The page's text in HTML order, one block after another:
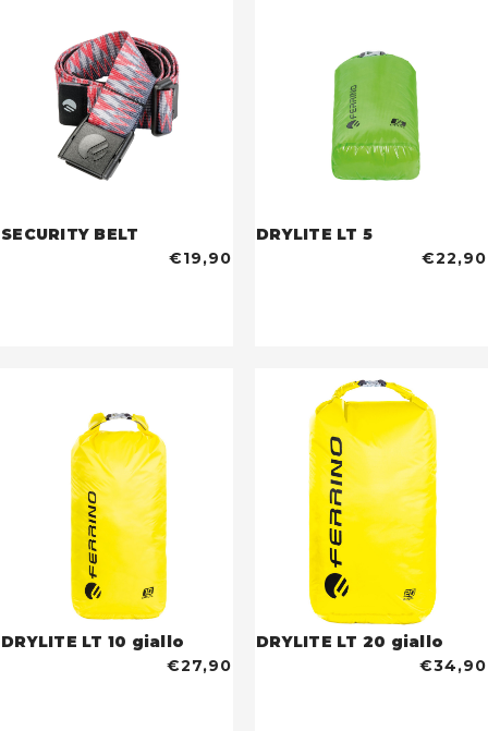
SECURITY BELT
€19,90
DRYLITE LT 5
€22,90
DRYLITE LT 10 giallo
€27,90
DRYLITE LT 20 giallo
€34,90